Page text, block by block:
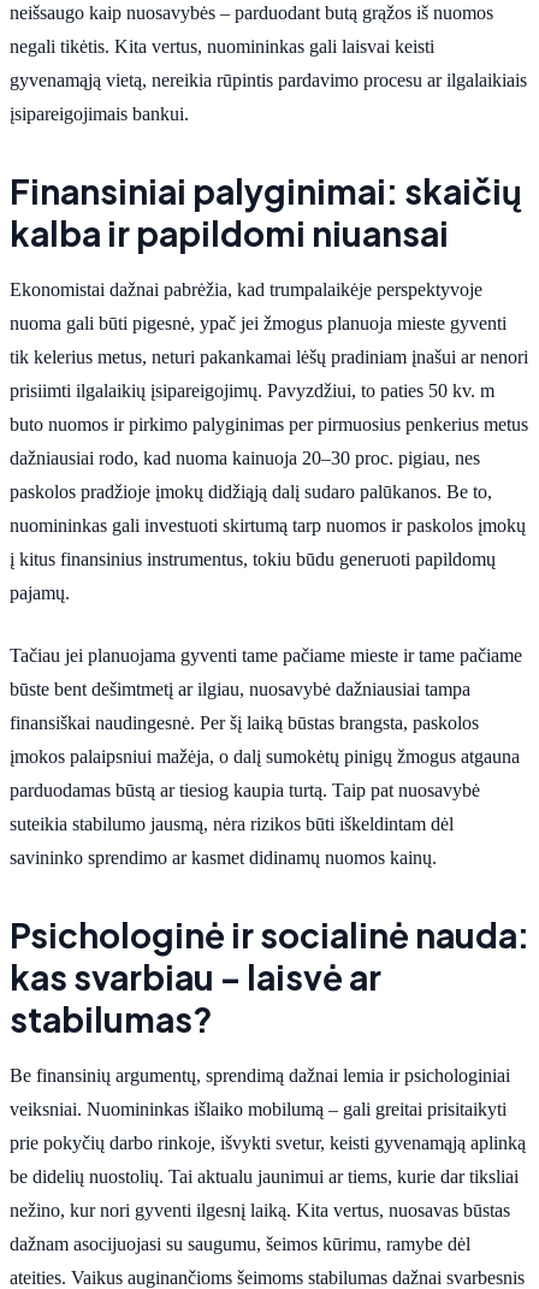
neišsaugo kaip nuosavybės – parduodant butą grąžos iš nuomos
negali tikėtis. Kita vertus, nuomininkas gali laisvai keisti
gyvenamąją vietą, nereikia rūpintis pardavimo procesu ar ilgalaikiais
įsipareigojimais bankui.
Finansiniai palyginimai: skaičių
kalba ir papildomi niuansai
Ekonomistai dažnai pabrėžia, kad trumpalaikėje perspektyvoje
nuoma gali būti pigesnė, ypač jei žmogus planuoja mieste gyventi
tik kelerius metus, neturi pakankamai lėšų pradiniam įnašui ar nenori
prisiimti ilgalaikių įsipareigojimų. Pavyzdžiui, to paties 50 kv. m
buto nuomos ir pirkimo palyginimas per pirmuosius penkerius metus
dažniausiai rodo, kad nuoma kainuoja 20–30 proc. pigiau, nes
paskolos pradžioje įmokų didžiąją dalį sudaro palūkanos. Be to,
nuomininkas gali investuoti skirtumą tarp nuomos ir paskolos įmokų
į kitus finansinius instrumentus, tokiu būdu generuoti papildomų
pajamų.
Tačiau jei planuojama gyventi tame pačiame mieste ir tame pačiame
būste bent dešimtmetį ar ilgiau, nuosavybė dažniausiai tampa
finansiškai naudingesnė. Per šį laiką būstas brangsta, paskolos
įmokos palaipsniui mažėja, o dalį sumokėtų pinigų žmogus atgauna
parduodamas būstą ar tiesiog kaupia turtą. Taip pat nuosavybė
suteikia stabilumo jausmą, nėra rizikos būti iškeldintam dėl
savininko sprendimo ar kasmet didinamų nuomos kainų.
Psichologinė ir socialinė nauda:
kas svarbiau – laisvė ar
stabilumas?
Be finansinių argumentų, sprendimą dažnai lemia ir psichologiniai
veiksniai. Nuomininkas išlaiko mobilumą – gali greitai prisitaikyti
prie pokyčių darbo rinkoje, išvykti svetur, keisti gyvenamąją aplinką
be didelių nuostolių. Tai aktualu jaunimui ar tiems, kurie dar tiksliai
nežino, kur nori gyventi ilgesnį laiką. Kita vertus, nuosavas būstas
dažnam asocijuojasi su saugumu, šeimos kūrimu, ramybe dėl
ateities. Vaikus auginančioms šeimoms stabilumas dažnai svarbesnis